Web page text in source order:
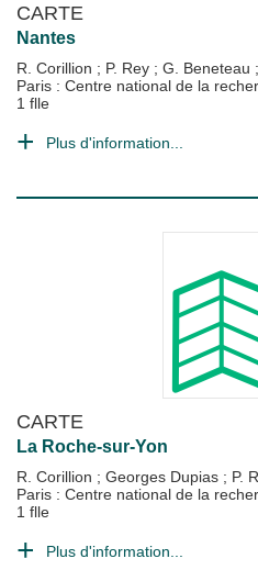
CARTE
Nantes
R. Corillion ; P. Rey ; G. Beneteau
Paris : Centre national de la
1 flle
Plus d'information...
CARTE
La Roche-sur-Yon
R. Corillion ; Georges Dupias ; P.
Paris : Centre national de la
1 flle
Plus d'information...